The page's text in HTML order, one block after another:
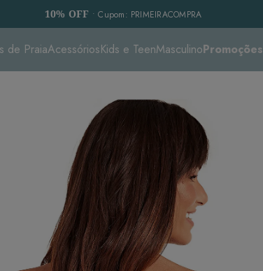
10% OFF • Cupom: PRIMEIRACOMPRA
de PraiaAcessóriosKids e TeenMasculinoPromoções